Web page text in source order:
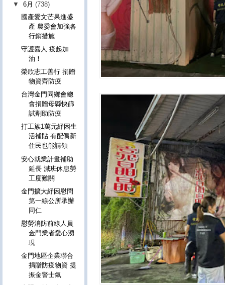
▼6月(738)
國產愛文芒果進盛
產 農委會加強各
行銷措施
守護嘉人 疫起加
油！
榮欣志工善行 捐贈
物資齊防疫
台灣金門同鄉會總
會捐贈母縣快篩
試劑助防疫
打工族1萬元紓困生
活補貼 有配偶新
住民也能請領
安心就業計畫補助
延長 減班休息勞
工度難關
金門擴大紓困慰問
第一線公所承辦
同仁
慰勞消防前線人員
金門業者愛心湧
現
金門地區企業聯合
捐贈防疫物資 提
振金警士氣